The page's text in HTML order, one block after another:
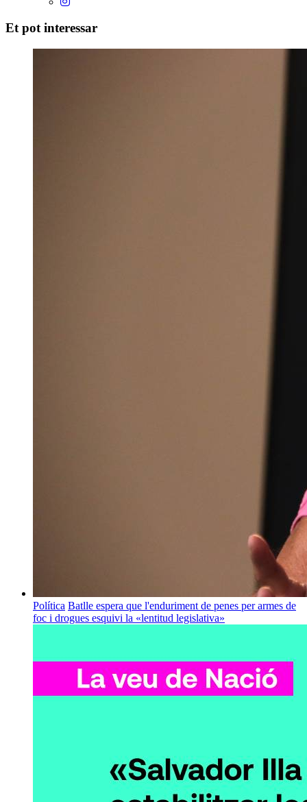
Et pot interessar
Política Batlle espera que l'enduriment de penes per armes de
foc i drogues esquivi la «lentitud legislativa»